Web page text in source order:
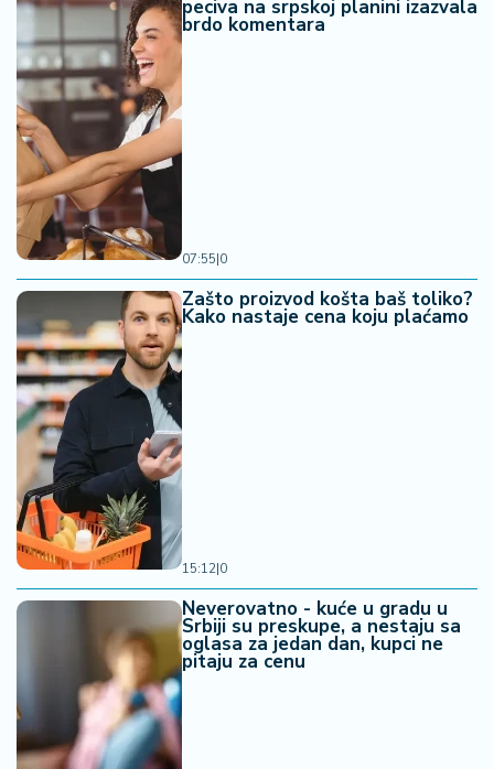
peciva na srpskoj planini izazvala
brdo komentara
07:55|0
Zašto proizvod košta baš toliko?
Kako nastaje cena koju plaćamo
15:12|0
Neverovatno - kuće u gradu u
Srbiji su preskupe, a nestaju sa
oglasa za jedan dan, kupci ne
pitaju za cenu